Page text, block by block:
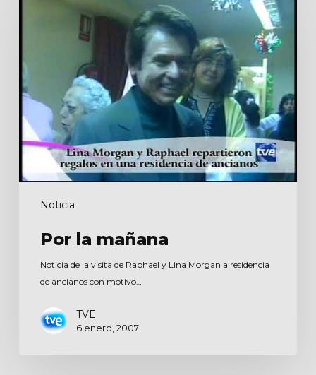
Noticia
Por la mañana
Noticia de la visita de Raphael y Lina Morgan a residencia
de ancianos con motivo…
TVE
6 enero, 2007